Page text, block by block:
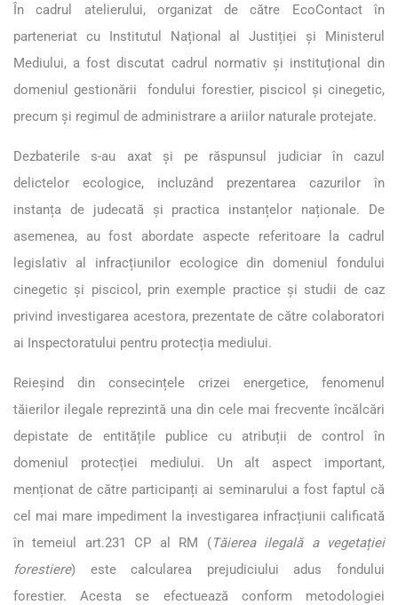
În cadrul atelierului, organizat de către EcoContact în
parteneriat cu Institutul Național al Justiției și Ministerul
Mediului, a fost discutat cadrul normativ și instituțional din
domeniul gestionării fondului forestier, piscicol și cinegetic,
precum și regimul de administrare a ariilor naturale protejate.
Dezbaterile s-au axat și pe răspunsul judiciar în cazul
delictelor ecologice, incluzând prezentarea cazurilor în
instanța de judecată și practica instanțelor naționale. De
asemenea, au fost abordate aspecte referitoare la cadrul
legislativ al infracțiunilor ecologice din domeniul fondului
cinegetic și piscicol, prin exemple practice și studii de caz
privind investigarea acestora, prezentate de către colaboratori
ai Inspectoratului pentru protecția mediului.
Reieșind din consecințele crizei energetice, fenomenul
tăierilor ilegale reprezintă una din cele mai frecvente încălcări
depistate de entitățile publice cu atribuții de control în
domeniul protecției mediului. Un alt aspect important,
menționat de către participanți ai seminarului a fost faptul că
cel mai mare impediment la investigarea infracțiunii calificată
în temeiul art.231 CP al RM (Tăierea ilegală a vegetației
forestiere) este calcularea prejudiciului adus fondului
forestier. Acesta se efectuează conform metodologiei